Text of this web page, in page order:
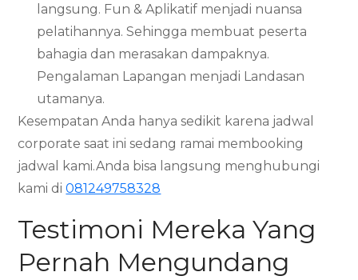
langsung. Fun & Aplikatif menjadi nuansa
pelatihannya. Sehingga membuat peserta
bahagia dan merasakan dampaknya.
Pengalaman Lapangan menjadi Landasan
utamanya.
Kesempatan Anda hanya sedikit karena jadwal
corporate saat ini sedang ramai membooking
jadwal kami.Anda bisa langsung menghubungi
kami di081249758328
Testimoni Mereka Yang
Pernah Mengundang